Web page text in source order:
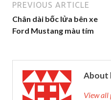
PREVIOUS ARTICLE
Chân dài bốc lửa bên xe
Ford Mustang màu tím
About
View all